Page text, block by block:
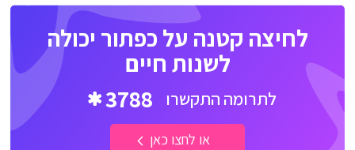
לחיצה קטנה על כפתור יכולה
לשנות חיים
לתרומה התקשרו 3788
או לחצו כאן